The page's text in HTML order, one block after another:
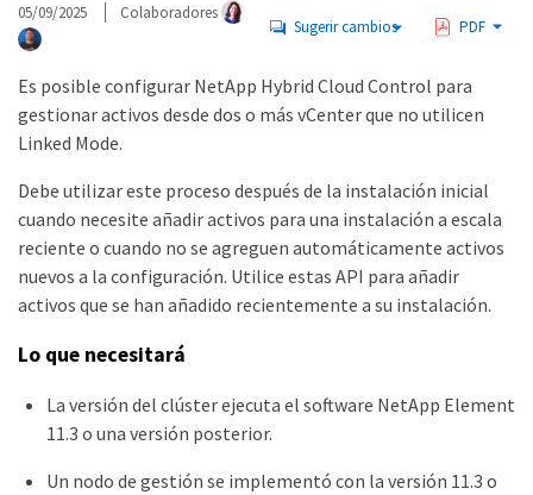
05/09/2025 Colaboradores
Sugerir cambios PDF
Es posible configurar NetApp Hybrid Cloud Control para
gestionar activos desde dos o más vCenter que no utilicen
Linked Mode.
Debe utilizar este proceso después de la instalación inicial
cuando necesite añadir activos para una instalación a escala
reciente o cuando no se agreguen automáticamente activos
nuevos a la configuración. Utilice estas API para añadir
activos que se han añadido recientemente a su instalación.
Lo que necesitará
La versión del clúster ejecuta el software NetApp Element
11.3 o una versión posterior.
Un nodo de gestión se implementó con la versión 11.3 o